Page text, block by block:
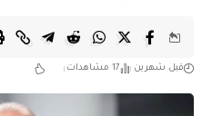
قبل شهرين 17 مشاهدات